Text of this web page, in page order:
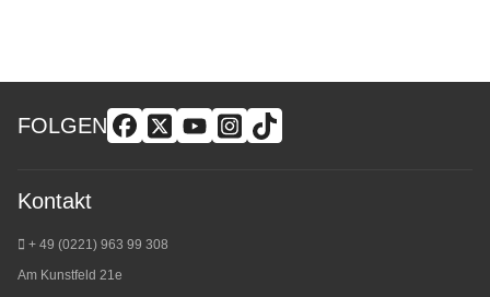
FOLGEN
Kontakt
+ 49 (0221) 963 99 308
Am Kunstfeld 21e